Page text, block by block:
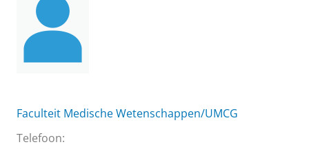
Faculteit Medische Wetenschappen/UMCG
Telefoon: